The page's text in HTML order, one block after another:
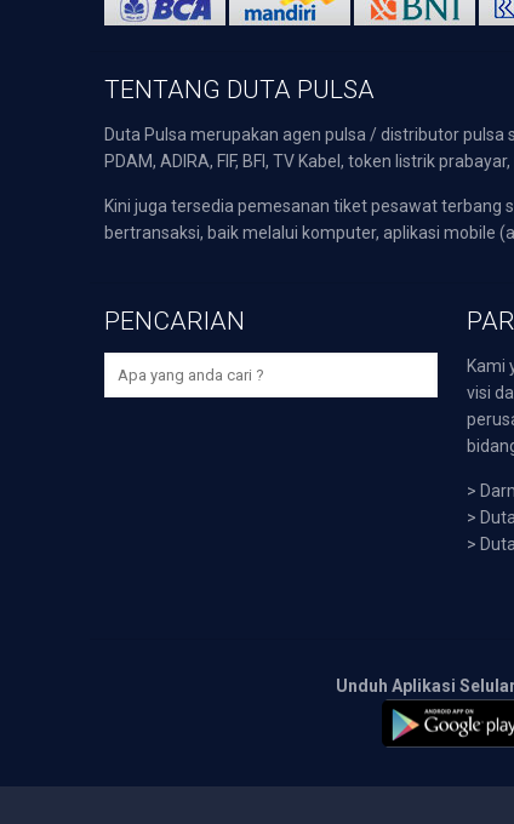
TENTANG DUTA PULSA
Duta Pulsa merupakan agen pulsa / distributor pulsa
PDAM, ADIRA, FIF, BFI, TV Kabel, token listrik
Kini juga tersedia pemesanan tiket pesawat
bertransaksi, baik melalui komputer, aplikasi mobile
PENCARIAN
Kami
visi
>
>
>
Unduh Aplikasi